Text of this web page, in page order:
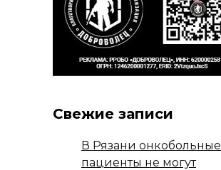
Свежие записи
В Рязани онкобольные
пациенты не могут